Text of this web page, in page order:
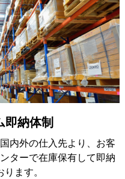
即納体制
内外の仕入先より、お客
ターで在庫保有して即納
ます。